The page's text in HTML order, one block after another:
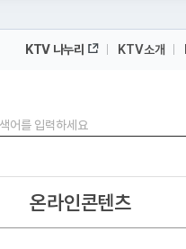
KTV 나누리 KTV소개
검색
온라인콘텐츠